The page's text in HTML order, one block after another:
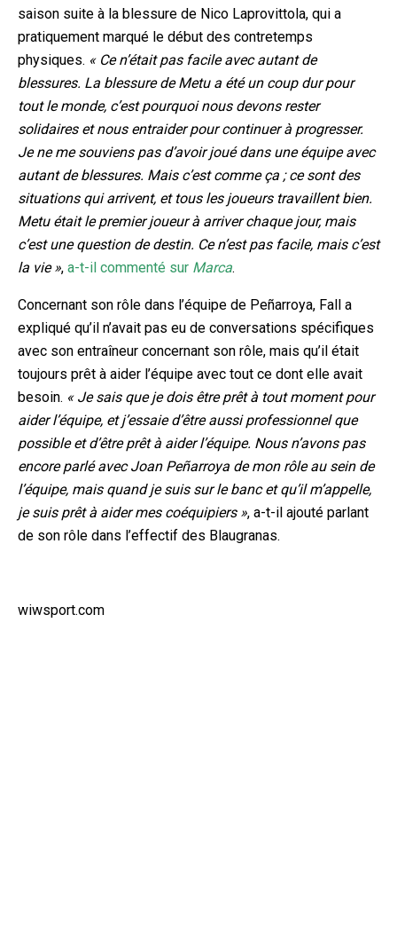
saison suite à la blessure de Nico Laprovittola, qui a
pratiquement marqué le début des contretemps
physiques. « Ce n’était pas facile avec autant de
blessures. La blessure de Metu a été un coup dur pour
tout le monde, c’est pourquoi nous devons rester
solidaires et nous entraider pour continuer à progresser.
Je ne me souviens pas d’avoir joué dans une équipe avec
autant de blessures. Mais c’est comme ça ; ce sont des
situations qui arrivent, et tous les joueurs travaillent bien.
Metu était le premier joueur à arriver chaque jour, mais
c’est une question de destin. Ce n’est pas facile, mais c’est
la vie », a-t-il commenté sur Marca.
Concernant son rôle dans l’équipe de Peñarroya, Fall a
expliqué qu’il n’avait pas eu de conversations spécifiques
avec son entraîneur concernant son rôle, mais qu’il était
toujours prêt à aider l’équipe avec tout ce dont elle avait
besoin. « Je sais que je dois être prêt à tout moment pour
aider l’équipe, et j’essaie d’être aussi professionnel que
possible et d’être prêt à aider l’équipe. Nous n’avons pas
encore parlé avec Joan Peñarroya de mon rôle au sein de
l’équipe, mais quand je suis sur le banc et qu’il m’appelle,
je suis prêt à aider mes coéquipiers », a-t-il ajouté parlant
de son rôle dans l’effectif des Blaugranas.
wiwsport.com